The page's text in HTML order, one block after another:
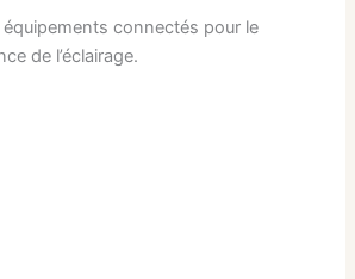
connectés pour le
de l’éclairage.